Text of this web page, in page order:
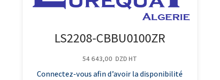
LS2208-CBBU0100ZR
54 643,00 DZD HT
Connectez-vous afin d’avoir la disponibilité